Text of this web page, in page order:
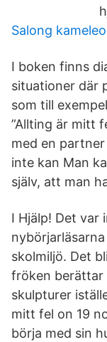
Salong
I boken finns
situationer där
som till
”Allting är mitt
med en
inte kan Man
själv, att man
I Hjälp! Det var
skolmiljö. Det
fröken berättar
skulpturer
mitt fel on 19
börja med sin